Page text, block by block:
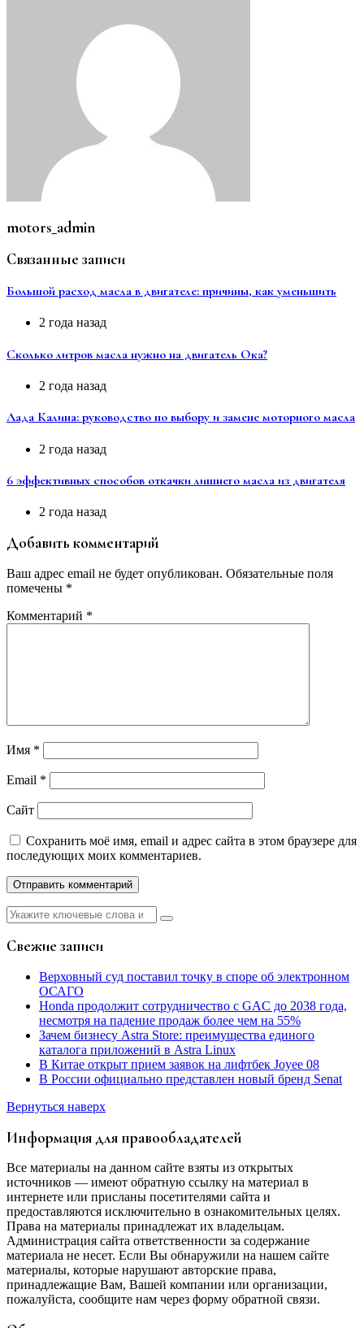
motors_admin
Связанные записи
Большой расход масла в двигателе: причины, как уменьшить
2 года назад
Сколько литров масла нужно на двигатель Ока?
2 года назад
Лада Калина: руководство по выбору и замене моторного масла
2 года назад
6 эффективных способов откачки лишнего масла из двигателя
2 года назад
Добавить комментарий
Ваш адрес email не будет опубликован. Обязательные поля
помечены *
Комментарий *
Имя *
Email *
Сайт
Сохранить моё имя, email и адрес сайта в этом браузере для
последующих моих комментариев.
Найти:
Свежие записи
Верховный суд поставил точку в споре об электронном
ОСАГО
Honda продолжит сотрудничество с GAC до 2038 года,
несмотря на падение продаж более чем на 55%
Зачем бизнесу Astra Store: преимущества единого
каталога приложений в Astra Linux
В Китае открыт прием заявок на лифтбек Joyee 08
В России официально представлен новый бренд Senat
Вернуться наверх
Информация для правообладателей
Все материалы на данном сайте взяты из открытых
источников — имеют обратную ссылку на материал в
интернете или присланы посетителями сайта и
предоставляются исключительно в ознакомительных целях.
Права на материалы принадлежат их владельцам.
Администрация сайта ответственности за содержание
материала не несет. Если Вы обнаружили на нашем сайте
материалы, которые нарушают авторские права,
принадлежащие Вам, Вашей компании или организации,
пожалуйста, сообщите нам через форму обратной связи.